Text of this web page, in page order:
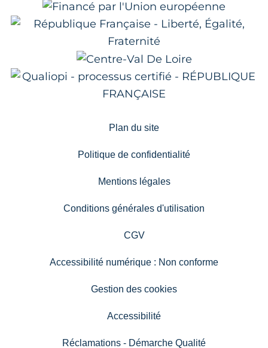
Plan du site
Politique de confidentialité
Mentions légales
Conditions générales d'utilisation
CGV
Accessibilité numérique : Non conforme
Gestion des cookies
Accessibilité
Réclamations - Démarche Qualité